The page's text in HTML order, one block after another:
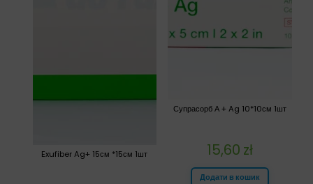
Супрасорб А + Ag 10*10см 1шт
15,60 zł
Додати в кошик
Exufiber Ag+ 15см *15см 1шт